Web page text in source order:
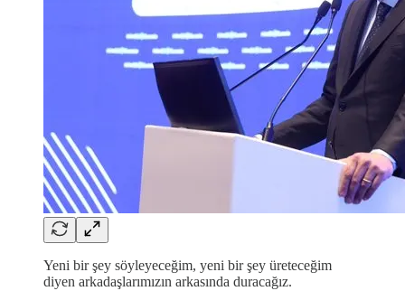
Yeni bir şey söyleyeceğim, yeni bir şey üreteceğim
diyen arkadaşlarımızın arkasında duracağız.